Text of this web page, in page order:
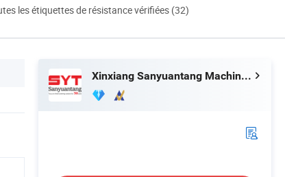
les étiquettes de résistance vérifiées (32)
Xinxiang Sanyuantang Machine Co., Ltd.